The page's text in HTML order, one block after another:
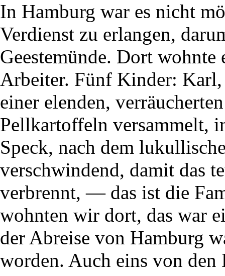
In Hamburg war es nicht
Verdienst zu erlangen,
Geestemünde. Dort
Arbeiter. Fünf Kinder:
einer elenden,
Pellkartoffeln versammelt,
Speck, nach dem
verschwindend, damit das
verbrennt, — das ist die
wohnten wir dort, das war
der Abreise von Hamburg
worden. Auch eins von den